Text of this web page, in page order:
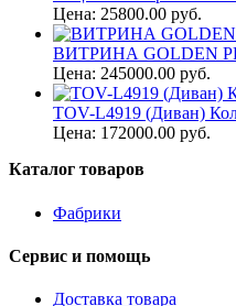
Цена: 25800.00 руб.
ВИТРИНА GOLDEN
Цена: 245000.00 руб.
TOV-L4919 (Диван)
Цена: 172000.00 руб.
Каталог товаров
Фабрики
Сервис и помощь
Доставка товара